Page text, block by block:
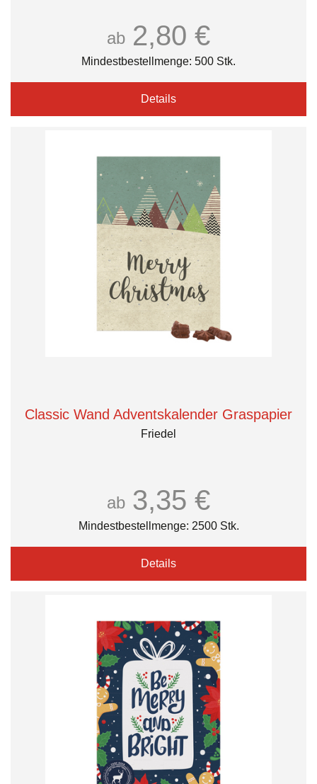
ab 2,80 €
Mindestbestellmenge: 500 Stk.
Details
Classic Wand Adventskalender Graspapier
Friedel
ab 3,35 €
Mindestbestellmenge: 2500 Stk.
Details